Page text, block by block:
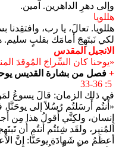
وإلى دهرِ الداهرين. آمين.
هللويا
هللويا. تعالَ، يا رب، وافتقِدنا
لكي نَبتَهِجَ أَمامَك بقلبٍ سليم.
الانجيل المقدس
«يوحنا كان السِّراجَ المُوقدَ
+ فصل من بشارة القديس يوحنا
في ذلك الزمان: قالَ يسوعُ
«أَنتُم أَرسَلتُم رُسُلاً إلى
إِنسان، ولكِنَّي أَقولُ هذا مِن
المُنير، ولقَد شِئتُم أنتُم أَن
أعظَمُ من شَهادَةِ يوحَنَّا: إِنَّ